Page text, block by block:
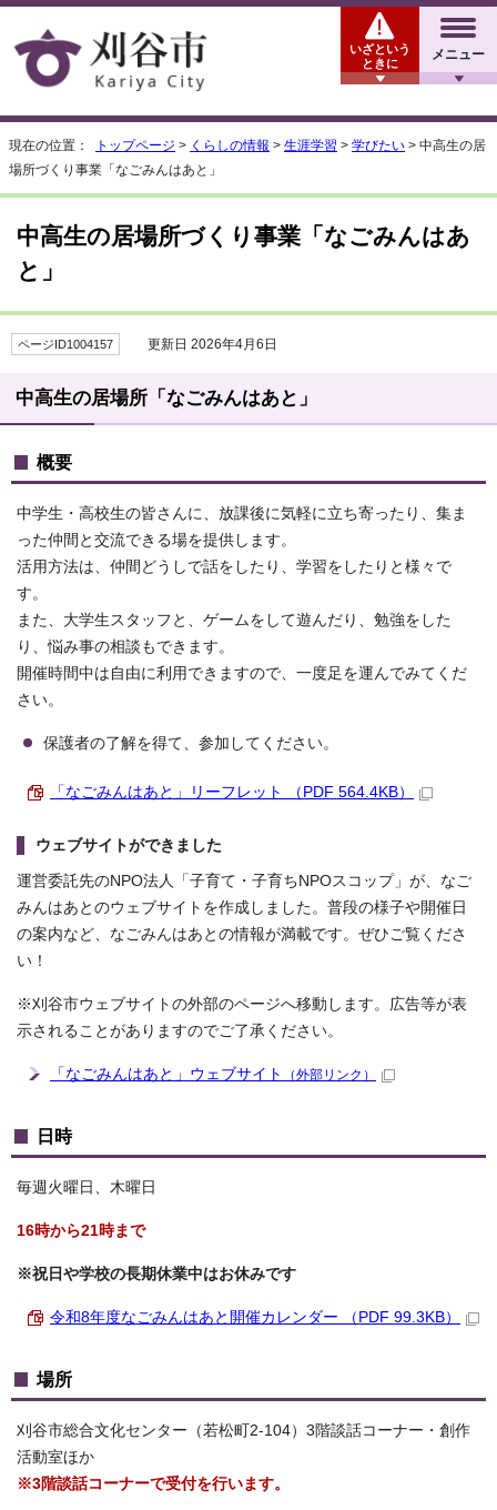
メニュー
いざという
ときに
現在の位置： トップページ > くらしの情報 > 生涯学習 > 学びたい > 中高生の居
場所づくり事業「なごみんはあと」
中高生の居場所づくり事業「なごみんはあ
と」
ページID1004157 更新日 2026年4月6日
中高生の居場所「なごみんはあと」
概要
中学生・高校生の皆さんに、放課後に気軽に立ち寄ったり、集ま
った仲間と交流できる場を提供します。
活用方法は、仲間どうしで話をしたり、学習をしたりと様々で
す。
また、大学生スタッフと、ゲームをして遊んだり、勉強をした
り、悩み事の相談もできます。
開催時間中は自由に利用できますので、一度足を運んでみてくだ
さい。
保護者の了解を得て、参加してください。
「なごみんはあと」リーフレット （PDF 564.4KB）
ウェブサイトができました
運営委託先のNPO法人「子育て・子育ちNPOスコップ」が、なご
みんはあとのウェブサイトを作成しました。普段の様子や開催日
の案内など、なごみんはあとの情報が満載です。ぜひご覧くださ
い！
※刈谷市ウェブサイトの外部のページへ移動します。広告等が表
示されることがありますのでご了承ください。
「なごみんはあと」ウェブサイト （外部リンク）
日時
毎週火曜日、木曜日
16時から21時まで
※祝日や学校の長期休業中はお休みです
令和8年度なごみんはあと開催カレンダー （PDF 99.3KB）
場所
刈谷市総合文化センター（若松町2-104）3階談話コーナー・創作
活動室ほか
※3階談話コーナーで受付を行います。